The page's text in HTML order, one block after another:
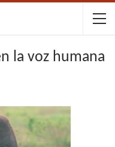
la voz humana